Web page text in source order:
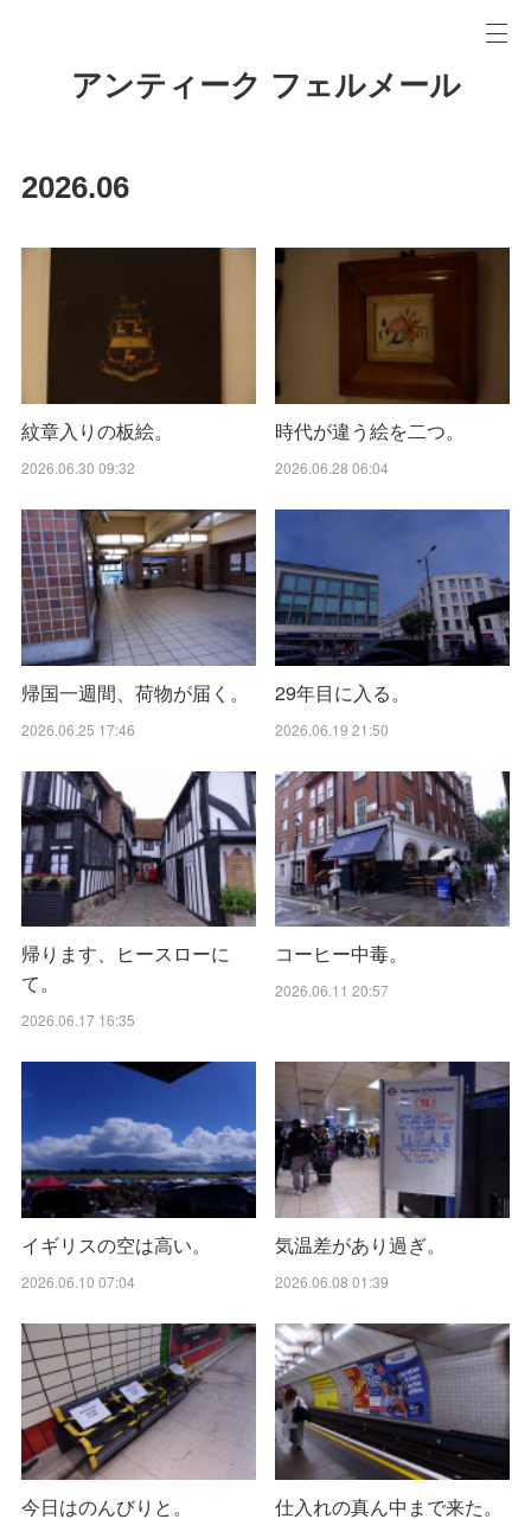
アンティーク フェルメール
2026.06
紋章入りの板絵。
2026.06.30 09:32
時代が違う絵を二つ。
2026.06.28 06:04
帰国一週間、荷物が届く。
2026.06.25 17:46
29年目に入る。
2026.06.19 21:50
帰ります、ヒースローに
て。
2026.06.17 16:35
コーヒー中毒。
2026.06.11 20:57
イギリスの空は高い。
2026.06.10 07:04
気温差があり過ぎ。
2026.06.08 01:39
今日はのんびりと。 仕入れの真ん中まで来た。